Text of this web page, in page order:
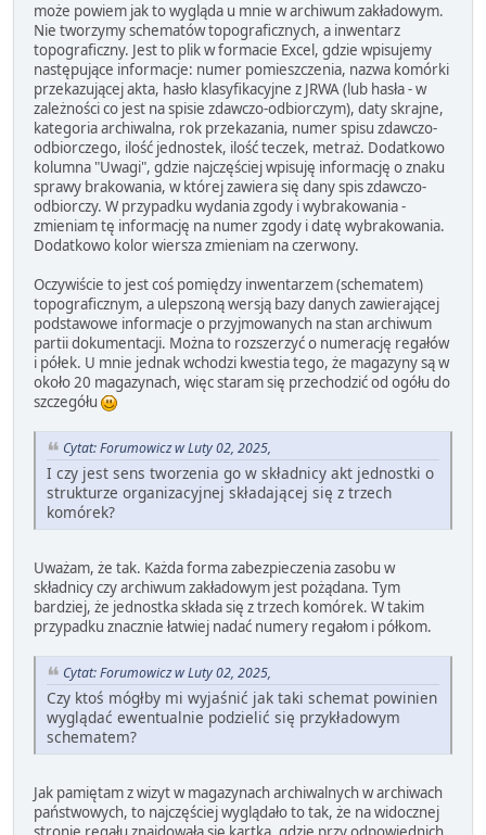
może powiem jak to wygląda u mnie w archiwum zakładowym.
Nie tworzymy schematów topograficznych, a inwentarz
topograficzny. Jest to plik w formacie Excel, gdzie wpisujemy
następujące informacje: numer pomieszczenia, nazwa komórki
przekazującej akta, hasło klasyfikacyjne z JRWA (lub hasła - w
zależności co jest na spisie zdawczo-odbiorczym), daty skrajne,
kategoria archiwalna, rok przekazania, numer spisu zdawczo-
odbiorczego, ilość jednostek, ilość teczek, metraż. Dodatkowo
kolumna "Uwagi", gdzie najczęściej wpisuję informację o znaku
sprawy brakowania, w której zawiera się dany spis zdawczo-
odbiorczy. W przypadku wydania zgody i wybrakowania -
zmieniam tę informację na numer zgody i datę wybrakowania.
Dodatkowo kolor wiersza zmieniam na czerwony.
Oczywiście to jest coś pomiędzy inwentarzem (schematem)
topograficznym, a ulepszoną wersją bazy danych zawierającej
podstawowe informacje o przyjmowanych na stan archiwum
partii dokumentacji. Można to rozszerzyć o numerację regałów
i półek. U mnie jednak wchodzi kwestia tego, że magazyny są w
około 20 magazynach, więc staram się przechodzić od ogółu do
szczegółu
Cytat: Forumowicz w Luty 02, 2025,
I czy jest sens tworzenia go w składnicy akt jednostki o
strukturze organizacyjnej składającej się z trzech
komórek?
Uważam, że tak. Każda forma zabezpieczenia zasobu w
składnicy czy archiwum zakładowym jest pożądana. Tym
bardziej, że jednostka składa się z trzech komórek. W takim
przypadku znacznie łatwiej nadać numery regałom i półkom.
Cytat: Forumowicz w Luty 02, 2025,
Czy ktoś mógłby mi wyjaśnić jak taki schemat powinien
wyglądać ewentualnie podzielić się przykładowym
schematem?
Jak pamiętam z wizyt w magazynach archiwalnych w archiwach
państwowych, to najczęściej wyglądało to tak, że na widocznej